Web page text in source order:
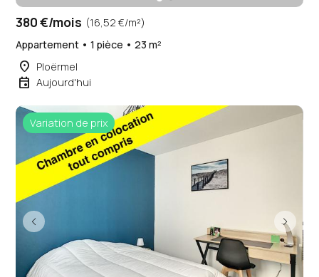
380 €/mois (16,52 €/m²)
Appartement • 1 pièce • 23 m²
place Ploërmel
event Aujourd'hui
Variation de prix